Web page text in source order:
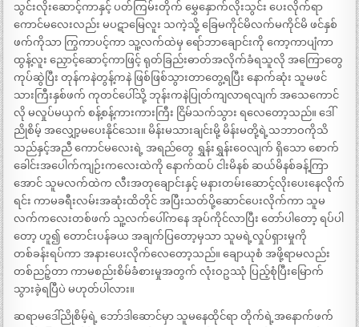
သွင်းလိုးဆောင့်ကာနှင့် ပတ်ကြမ်းတိုက် မွှေနှောက်လိုးသွင်း ပေးလိုက်ရာ
ကောင်မလေးလည်း မပဋာမြေလူး သကဲ့သို့ ခြေမကိုင်မိလက်မကိုင်မိ ဖင်နှစ်
ဖက်ကိုသာ ကြွကာပင့်ကာ သူ့လက်ထဲမှ ရော်ဘာချောင်းကို ကော့ကာပျံကာ
ထွန့်လူး ညှောင့်ဆောင့်ကာဖြင့် ရုတ်ခြည်းဓာတ်အလိုက်ခံရသူလို အကြောတွေ
ကုပ်ဆွဲပြီး တုန်ကနဲတွန့်ကနဲ ဖြစ်ဖြစ်သွားတာတွေ့ရပြီး နောက်ဆုံး သူမဖင်
သားကြီးနှစ်ဖက် ကုတင်ပေါ်သို့ ဘုန်းကနဲပြုတ်ကျလာရလျက် အသေကောင်
လို မလှုပ်မယှက် စန့်စန့်ကားကားကြီး ငြိမ်သက်သွား ရလေတော့သည်။ ဒေါ်
ညိုစိမ့် အလျှော့မပေးနိုင်သေး။ မိန်းမသားချင်းမို့ မိန်းမတို့ရဲ့သဘာဝကိုသိ
သည်နှင့်အညီ ကောင်မလေးရဲ့ အရည်တွေ ရွှန်းရွှန်းဝေလျက် ရှိသော စောက်
ခေါင်းအပေါက်ကျဉ်းကလေးထဲကို နောက်ထပ် ငါးမိနစ် ဆယ်မိနစ်ခန့်ကြာ
အောင် သူမလက်ထဲက လီးအတုချောင်းနှင့် မနားတမ်းဆောင့်လိုးပေးနေလိုက်
ရင်း ကာမခရီးလမ်းအဆုံးထိတိုင် အပြီးသတ်ပို့ဆောင်ပေးလိုက်ကာ သူမ
လက်ကလေးတစ်ဖက် သူ့လက်ပေါ်ကနေ အုပ်ကိုင်လာပြီး တော်ပါတော့ ရပ်ပါ
တော့ ဟူ၍ တောင်းပန်ခယ အချက်ပြတော့မှသာ သူမရဲ့လှုပ်ရှားမှုကို
တစ်ခန်းရပ်ကာ အနားပေးလိုက်လေတော့သည်။ ချောယုစံ အဖို့ရာမလည်း
တစ်ညဉ့်တာ ကာမစည်းစိမ်ခံစားမှုအတွက် လုံးဝဥဿုံ ပြည့်စုံပြီးမြောက်
သွားခဲ့ရပြီပဲ မဟုတ်ပါလား။
ဆရာမဒေါ်ညိုစိမ့်ရဲ့ ဘော်ဒါဆောင်မှာ သူမနေထိုင်ရာ တိုက်ရဲ့အနောက်ဖက်